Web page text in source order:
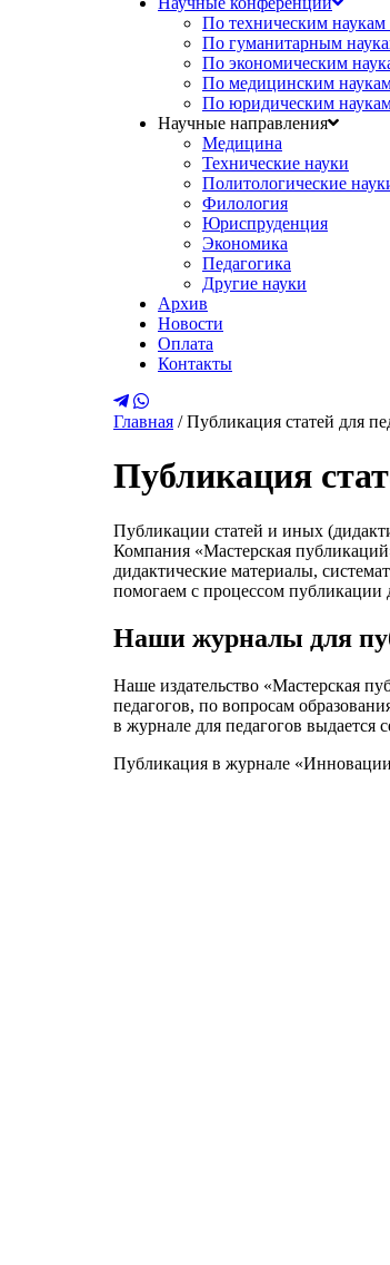
По техническим наукам
По гуманитарным
По экономическим
По медицинским
По юридическим
Научные направления
Медицина
Технические науки
Политологические
Филология
Юриспруденция
Экономика
Педагогика
Другие науки
Архив
Новости
Оплата
Контакты
Главная /Публикация статей для
Публикация
Публикации статей и иных
Компания «Мастерская
дидактические материалы,
помогаем с процессом публикации
Наши журналы для
Наше издательство «Мастерская
педагогов, по вопросам
в журнале для педагогов выдается
Публикация в журнале